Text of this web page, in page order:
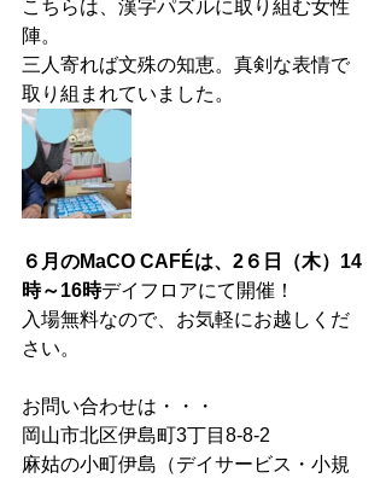
こちらは、漢字パズルに取り組む女性
陣。
三人寄れば文殊の知恵。真剣な表情で
取り組まれていました。
６月のMaCO CAFÉは、2６日（木）14
時～16時デイフロアにて開催！
入場無料なので、お気軽にお越しくだ
さい。
お問い合わせは・・・
岡山市北区伊島町3丁目8-8-2
麻姑の小町伊島（デイサービス・小規